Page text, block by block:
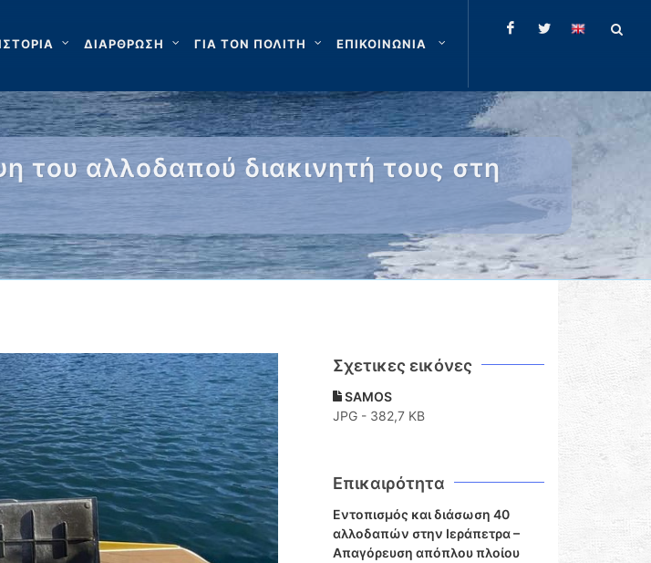
ΔΙΑΡΘΡΩΣΗ ΓΙΑ ΤΟΝ ΠΟΛΙΤΗ ΕΠΙΚΟΙΝΩΝΙΑ
του αλλοδαπού διακινητή τους στη
Σχετικες εικόνες
SAMOS
JPG - 382,7 KB
Επικαιρότητα
Εντοπισμός και διάσωση 40
αλλοδαπών στην Ιεράπετρα –
Απαγόρευση απόπλου πλοίου